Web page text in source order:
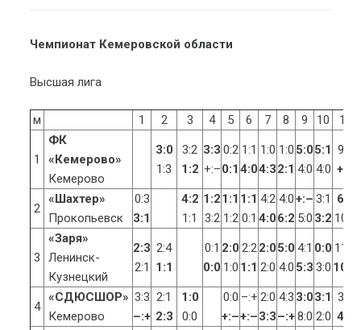
Чемпионат Кемеровской области
Высшая лига
м 1 2 3 4 5 6 7 8 9 10 11
1
ФК
«Кемерово»
Кемерово
3:0
1:3
3:2
1:2
3:3
+:–
0:2
0:1
1:1
4:0
1:0
4:3
1:0
2:1
5:0
4:0
5:1
4:0
9:0
+:–
2
«Шахтер»
Прокопьевск
0:3
3:1
4:2
1:1
1:2
3:2
1:1
1:2
1:1
0:1
4:2
4:0
4:0
6:2
+:–
5:0
3:1
3:2
6:2
10:3
3
«Заря»
Ленинск-
Кузнецкий
2:3
2:1
2:4
1:1
0:1
0:0
2:0
1:0
2:2
1:1
2:0
2:0
5:0
4:0
4:1
5:3
0:0
3:0
11:0
10:1
4
«СДЮСШОР»
Кемерово
3:3
–:+
2:1
2:3
1:0
0:0
0:0
+:–
–:+
+:–
2:0
3:3
4:3
–:+
3:0
8:0
3:1
2:0
3:0
4:0